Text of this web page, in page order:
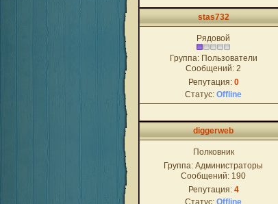
stas732
Рядовой
Группа: Пользователи
Сообщений: 2
Репутация: 0
Статус: Offline
diggerweb
Полковник
Группа: Администраторы
Сообщений: 190
Репутация: 4
Статус: Offline